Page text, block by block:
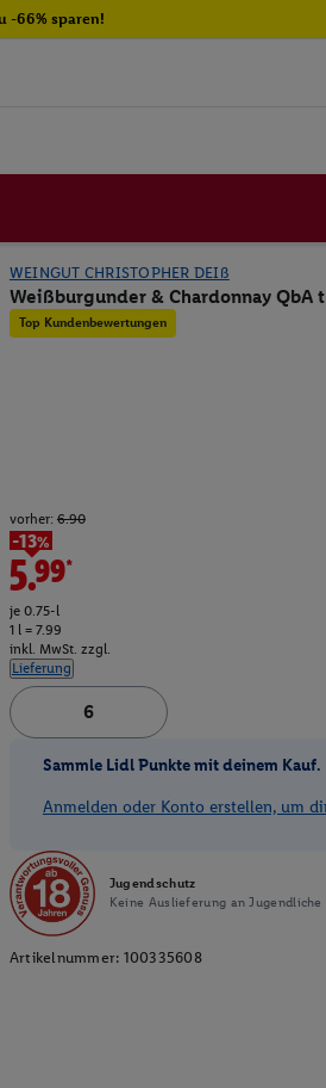
-66% sparen!
WEINGUT CHRISTOPHER DEIß
Weißburgunder & Chardonnay QbA
Top Kundenbewertungen
vorher: 6.90
-13%
5.99*
je 0.75-l
1 l = 7.99
inkl. MwSt. zzgl.
Lieferung
Sammle Lidl Punkte mit deinem Kauf.
Anmelden oder Konto erstellen, um
Jugendschutz
Keine Auslieferung an Jugendliche
Artikelnummer: 100335608